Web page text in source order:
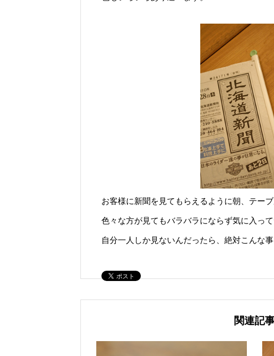
お客様に新聞を見てもらえるように朝、テーブ
色々な方が見てもバラバラにならず気に入って
自分一人しか見ないんだったら、絶対こんな事
関連記